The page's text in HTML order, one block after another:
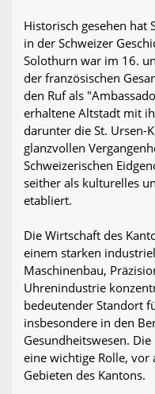
Historisch gesehen hat
in der Schweizer
Solothurn war im 16.
der französischen
den Ruf als
erhaltene Altstadt mit
darunter die St. Ursen-
glanzvollen
Schweizerischen
seither als kulturelles
etabliert.
Die Wirtschaft des
einem starken
Maschinenbau,
Uhrenindustrie
bedeutender Standort
insbesondere in den
Gesundheitswesen.
eine wichtige Rolle,
Gebieten des Kantons.